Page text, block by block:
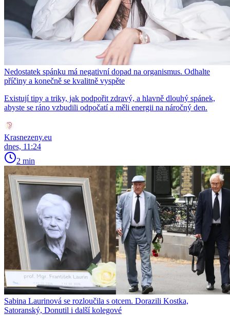
Nedostatek spánku má negativní dopad na organismus. Odhalte
příčiny a konečně se kvalitně vyspěte
Existují tipy a triky, jak podpořit zdravý, a hlavně dlouhý spánek,
abyste se ráno vzbudili odpočatí a měli energii na náročný den.
Krasnezeny.eu
dnes, 11:24
2 min
Sabina Laurinová se rozloučila s otcem. Dorazili Kostka,
Satoranský, Donutil i další kolegové